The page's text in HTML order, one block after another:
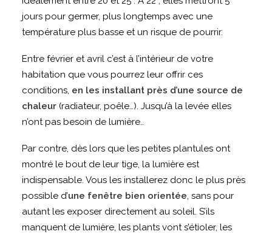
jours pour germer, plus longtemps avec une
température plus basse et un risque de pourrir.
Entre février et avril c’est à l’intérieur de votre
habitation que vous pourrez leur offrir ces
conditions, en les installant près d’une source de
chaleur (radiateur, poêle…). Jusqu’à la levée elles
n’ont pas besoin de lumière..
Par contre, dès lors que les petites plantules ont
montré le bout de leur tige, la lumière est
indispensable. Vous les installerez donc le plus près
possible d’une fenêtre bien orientée, sans pour
autant les exposer directement au soleil. S’ils
manquent de lumière, les plants vont s’étioler, les